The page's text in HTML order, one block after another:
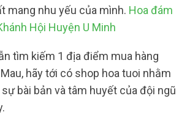
mang nhu yếu của mình. Hoa đám
Hội Huyện U Minh
tìm kiếm 1 địa điểm mua hàng
hãy tới có shop hoa tuoi nhằm
bài bản và tâm huyết của đội ngũ